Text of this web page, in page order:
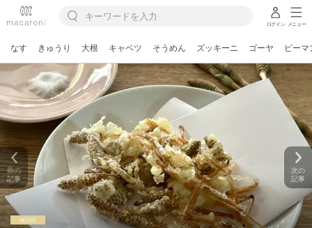
ログイン メニュー
なす きゅうり 大根 キャベツ そうめん ズッキーニ ゴーヤ ピーマ
前の
記事
次の
記事